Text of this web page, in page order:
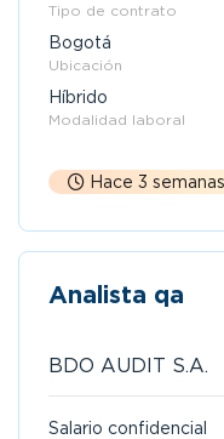
Tipo de contrato
Bogotá
Ubicación
Híbrido
Modalidad laboral
Hace 3 semanas
Analista qa
BDO AUDIT S.A.
Salario confidencial